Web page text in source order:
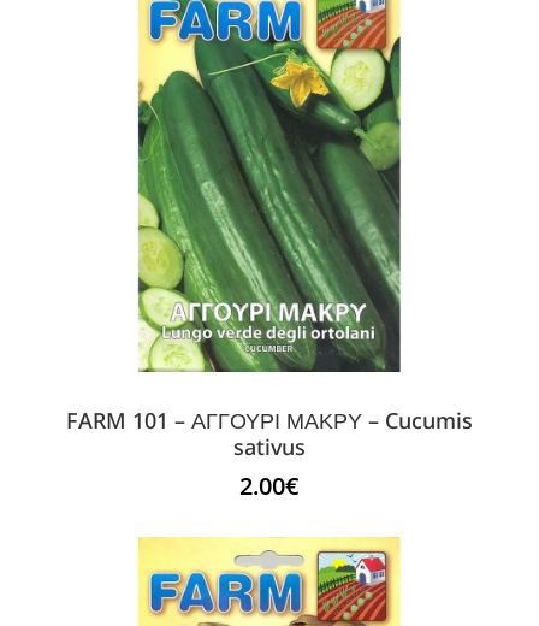
FARM 101 – ΑΓΓΟΥΡΙ ΜΑΚΡΥ – Cucumis
sativus
2.00€